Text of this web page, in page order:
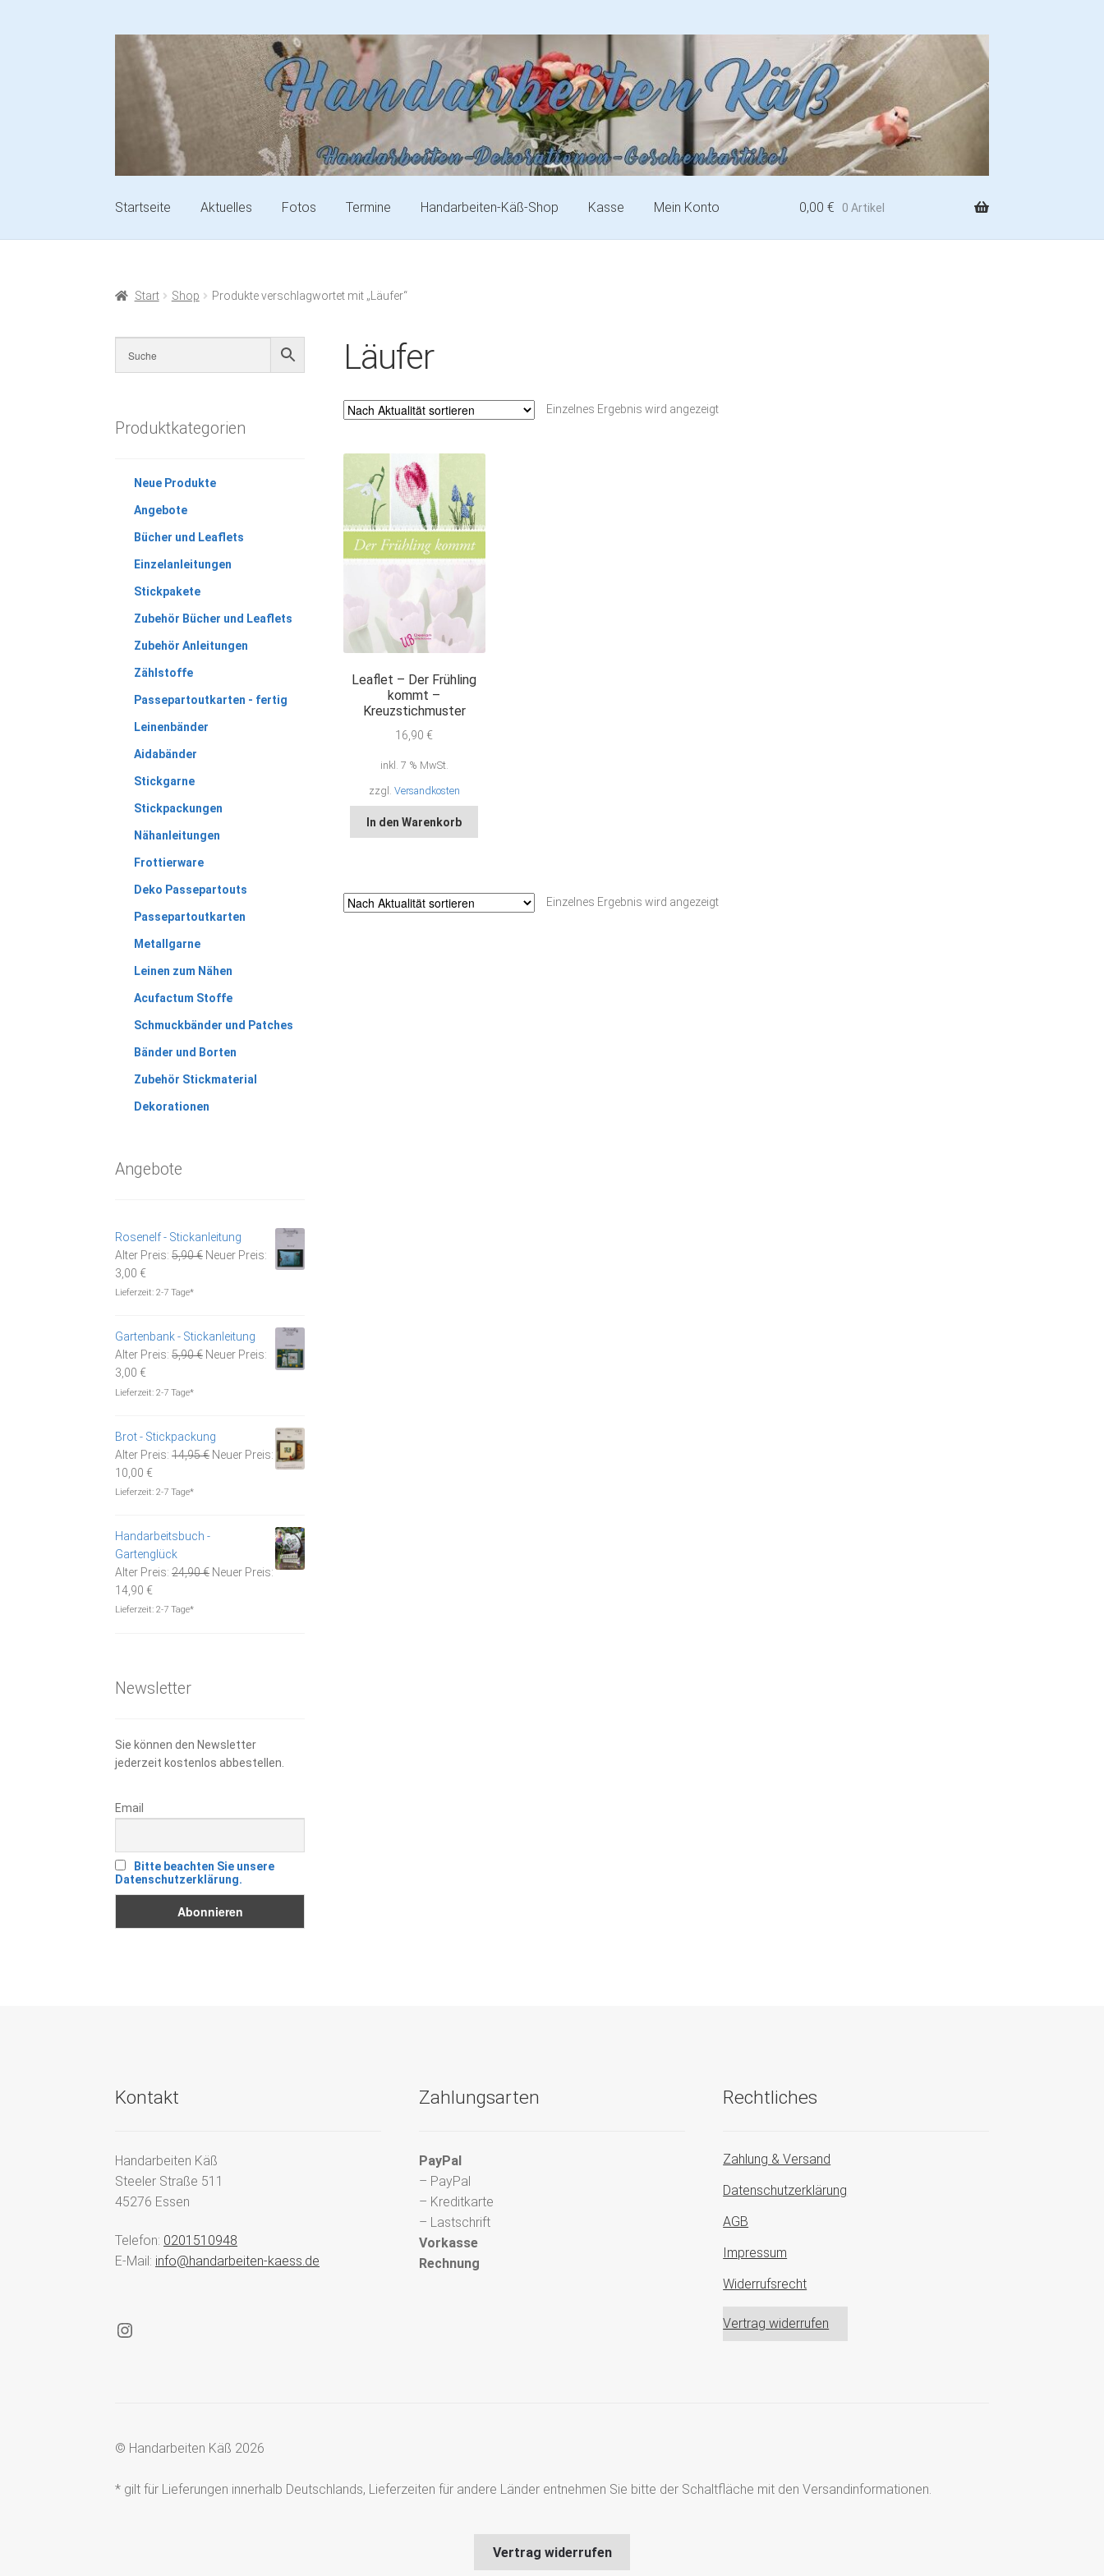
Startseite Aktuelles Fotos Termine Handarbeiten-Käß-Shop Kasse Mein Konto 0,00 € 0 Artikel
Start Shop Produkte verschlagwortet mit „Läufer“
Läufer
Einzelnes Ergebnis wird angezeigt
Leaflet – Der Frühling
kommt –
Kreuzstichmuster
16,90 €
inkl. 7 % MwSt.
zzgl. Versandkosten
In den Warenkorb
Einzelnes Ergebnis wird angezeigt
Produktkategorien
Neue Produkte
Angebote
Bücher und Leaflets
Einzelanleitungen
Stickpakete
Zubehör Bücher und Leaflets
Zubehör Anleitungen
Zählstoffe
Passepartoutkarten - fertig
Leinenbänder
Aidabänder
Stickgarne
Stickpackungen
Nähanleitungen
Frottierware
Deko Passepartouts
Passepartoutkarten
Metallgarne
Leinen zum Nähen
Acufactum Stoffe
Schmuckbänder und Patches
Bänder und Borten
Zubehör Stickmaterial
Dekorationen
Angebote
Rosenelf - Stickanleitung
Alter Preis: 5,90€ Ursprünglicher
Neuer Preis:
3,00 €Aktueller
Preis
Lieferzeit:2-7 Tage*
Gartenbank - Stickanleitung
Alter Preis: 5,90€ Ursprünglicher
Neuer Preis:
3,00 €Aktueller
Preis
Lieferzeit:2-7 Tage*
Brot - Stickpackung
Alter Preis: 14,95€ Ursprünglicher
Neuer Preis:
10,00 €Aktueller
Preis
Lieferzeit:2-7 Tage*
Handarbeitsbuch -
Gartenglück
Alter Preis: 24,90€ Ursprünglicher
Neuer Preis:
14,90 €Aktueller
Preis
Lieferzeit:2-7 Tage*
Newsletter
Sie können den Newsletter
jederzeit kostenlos abbestellen.
Email
Bitte beachten Sie unsere
Datenschutzerklärung.
Kontakt
Handarbeiten Käß
Steeler Straße 511
45276 Essen
Telefon: 0201510948
E-Mail: info@handarbeiten-kaess.de
Instagram
Zahlungsarten
PayPal
– PayPal
– Kreditkarte
– Lastschrift
Vorkasse
Rechnung
Rechtliches
Zahlung & Versand
Datenschutzerklärung
AGB
Impressum
Widerrufsrecht
Vertrag widerrufen
© Handarbeiten Käß 2026
* gilt für Lieferungen innerhalb Deutschlands, Lieferzeiten für andere Länder entnehmen Sie bitte der Schaltfläche mit den Versandinformationen.
Vertrag widerrufen